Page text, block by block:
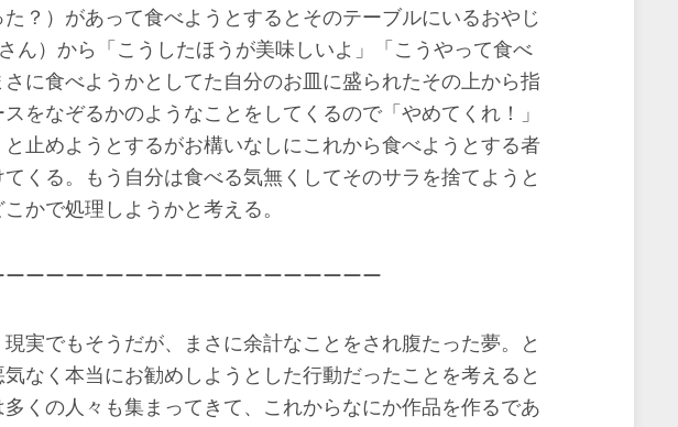
？）があって食べようとするとそのテーブルにいるおやじ
さん）から「こうしたほうが美味しいよ」「こうやって食べ
に食べようかとしてた自分のお皿に盛られたその上から指
をなぞるかのようなことをしてくるので「やめてくれ！」
と止めようとするがお構いなしにこれから食べようとする者
くる。もう自分は食べる気無くしてそのサラを捨てようと
かで処理しようかと考える。
ーーーーーーーーーーーーーーーーーー
現実でもそうだが、まさに余計なことをされ腹たった夢。と
なく本当にお勧めしようとした行動だったことを考えると
くの人々も集まってきて、これからなにか作品を作るであ